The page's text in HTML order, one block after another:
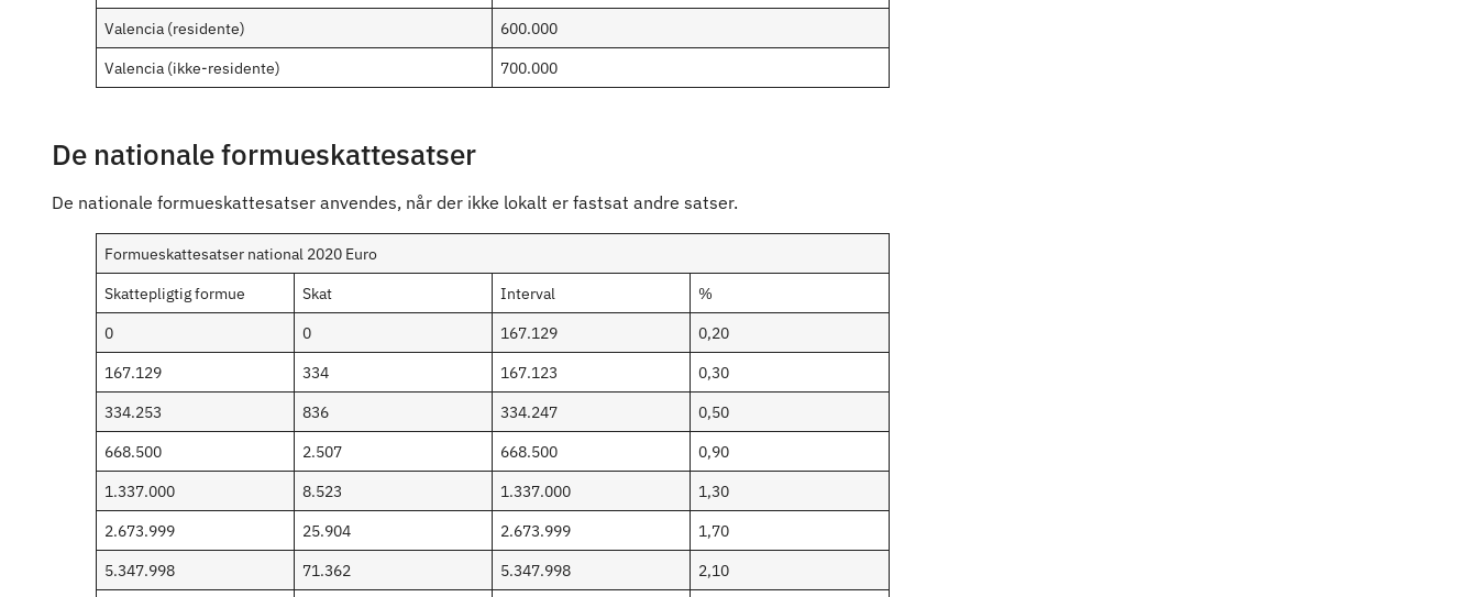
Valencia (residente)
600.000
Valencia (ikke-residente)
700.000
De nationale formueskattesatser
De nationale formueskattesatser anvendes, når der ikke lokalt er fastsat andre satser.
Formueskattesatser national 2020 Euro
Skattepligtig formue
Skat Interval
%
0
0 167.129
0,20
167.129
334 167.123
0,30
334.253
836 334.247
0,50
668.500
2.507 668.500
0,90
1.337.000
8.523 1.337.000
1,30
2.673.999
25.904 2.673.999
1,70
5.347.998
71.362 5.347.998
2,10